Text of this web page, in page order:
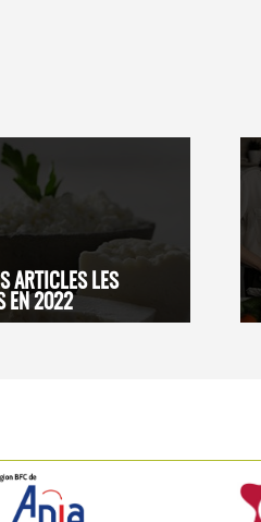
ARTICLES LES
EN 2022